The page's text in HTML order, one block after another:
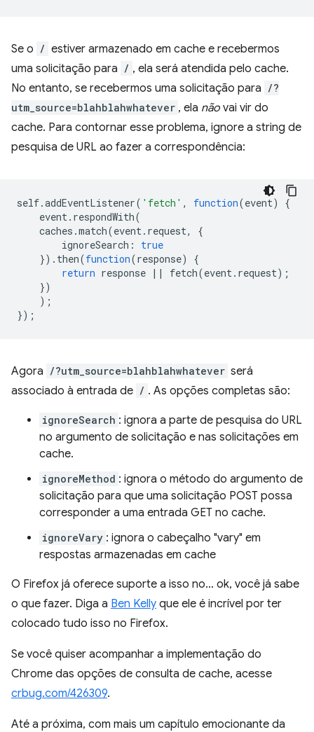
Se o / estiver armazenado em cache e recebermos
uma solicitação para / , ela será atendida pelo cache.
No entanto, se recebermos uma solicitação para /?
utm_source=blahblahwhatever , ela não vai vir do
cache. Para contornar esse problema, ignore a string de
pesquisa de URL ao fazer a correspondência:
self.addEventListener( 'fetch' , function(event)
{
event. respondWith(
caches .match(event. request,
{
ignoreSearch :
true
}). then(function(response)
{
return response || fetch(event. request);
})
);
});
Agora /?utm_source=blahblahwhatever será
associado à entrada de / . As opções completas são:
ignoreSearch : ignora a parte de pesquisa do URL
no argumento de solicitação e nas solicitações em
cache.
ignoreMethod : ignora o método do argumento de
solicitação para que uma solicitação POST possa
corresponder a uma entrada GET no cache.
ignoreVary : ignora o cabeçalho "vary" em
respostas armazenadas em cache
O Firefox já oferece suporte a isso no… ok, você já sabe
o que fazer. Diga a Ben Kelly que ele é incrível por ter
colocado tudo isso no Firefox.
Se você quiser acompanhar a implementação do
Chrome das opções de consulta de cache, acesse
crbug.com/426309.
Até a próxima, com mais um capítulo emocionante da